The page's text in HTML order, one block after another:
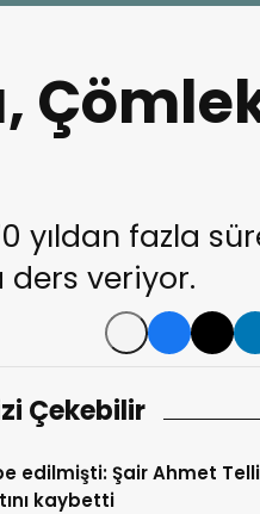
yıldan fazla
veriyor.
Çekebilir
edilmişti: Şair Ahmet Telli
kaybetti